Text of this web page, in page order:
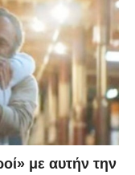
με αυτήν την